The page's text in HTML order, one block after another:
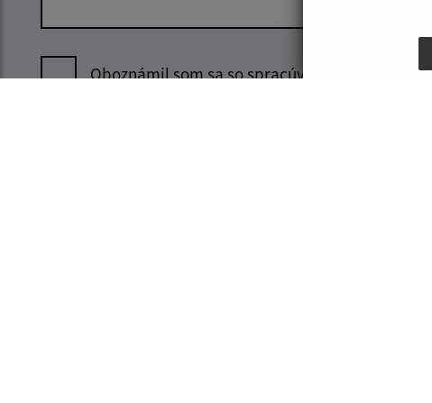
Oboznámil som sa sospracúvaním